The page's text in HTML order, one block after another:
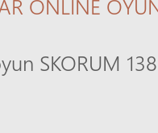
ONLINE
SKORUM